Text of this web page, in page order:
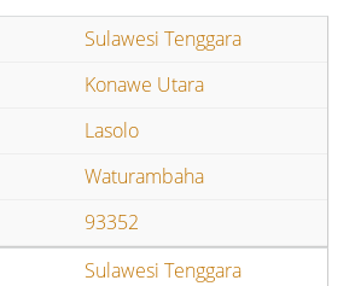
Sulawesi Tenggara
Konawe Utara
Lasolo
Waturambaha
93352
Sulawesi Tenggara